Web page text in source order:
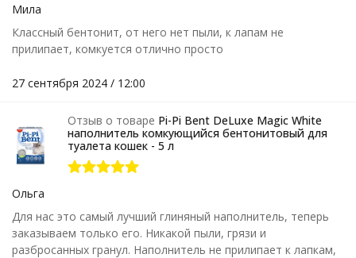
Мила
Классный бентонит, от него нет пыли, к лапам не
прилипает, комкуется отлично просто
27 сентября 2024 / 12:00
Отзыв о товаре Pi-Pi Bent DeLuxe Magic White
наполнитель комкующийся бентонитовый для
туалета кошек - 5 л
Ольга
Для нас это самый лучший глиняный наполнитель, теперь
заказываем только его. Никакой пыли, грязи и
разбросанных гранул. Наполнитель не прилипает к лапкам,